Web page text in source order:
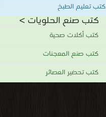
كتب تعليم الطبخ
كتب صنع الحلويات >
كتب أكلات صحية
كتب صنع المعجنات
كتب تحضير العصائر